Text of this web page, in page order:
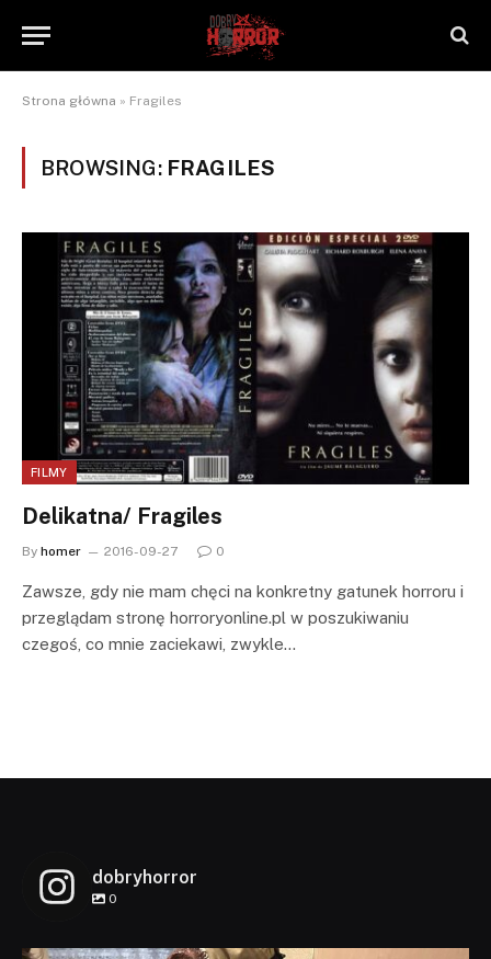
Strona główna » Fragiles
BROWSING: FRAGILES
FILMY
Delikatna/ Fragiles
By homer 2016-09-27 0
Zawsze, gdy nie mam chęci na konkretny gatunek horroru i
przeglądam stronę horroryonline.pl w poszukiwaniu
czegoś, co mnie zaciekawi, zwykle…
dobryhorror
0